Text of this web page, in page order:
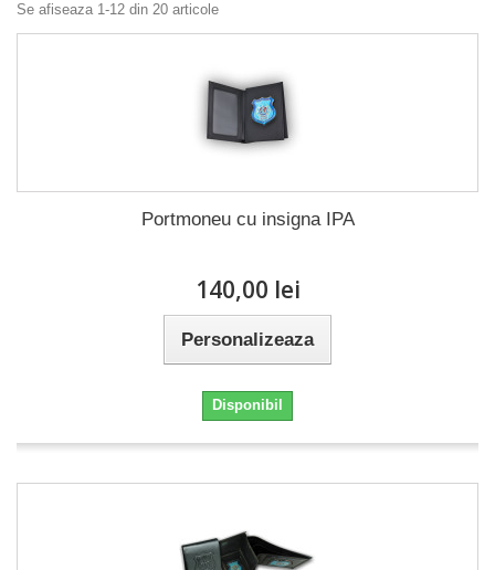
Se afiseaza 1-12 din 20 articole
Portmoneu cu insigna IPA
140,00 lei
Personalizeaza
Disponibil